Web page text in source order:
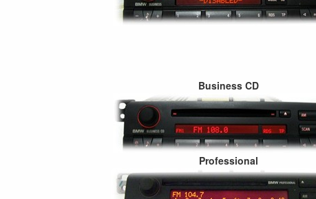
Business CD
Professional